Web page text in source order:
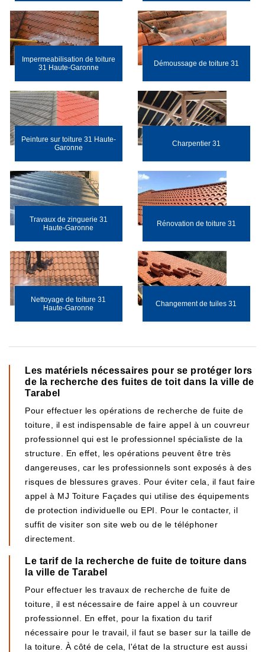
Impermeabilisation de toiture
31 Haute-Garonne
Démoussage de toiture 31
Peinture sur toiture 31 Haute-
Garonne
Charpentier 31
Travaux de zinguerie 31
Haute-Garonne
Rénovation de toiture 31
Nettoyage de toiture 31
Haute-Garonne
Changement de tuiles 31
Les matériels nécessaires pour se protéger lors
de la recherche des fuites de toit dans la ville de
Tarabel
Pour effectuer les opérations de recherche de fuite de
toiture, il est indispensable de faire appel à un couvreur
professionnel qui est le professionnel spécialiste de la
structure. En effet, les opérations peuvent être très
dangereuses, car les professionnels sont exposés à des
risques de blessures graves. Pour éviter cela, il faut faire
appel à MJ Toiture Façades qui utilise des équipements
de protection individuelle ou EPI. Pour le contacter, il
suffit de visiter son site web ou de le téléphoner
directement.
Le tarif de la recherche de fuite de toiture dans
la ville de Tarabel
Pour effectuer les travaux de recherche de fuite de
toiture, il est nécessaire de faire appel à un couvreur
professionnel. En effet, pour la fixation du tarif
nécessaire pour le travail, il faut se baser sur la taille de
la toiture. À côté de cela, l'état de la structure est aussi